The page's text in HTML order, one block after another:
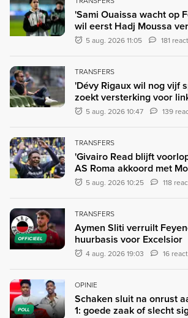
'Sami Ouaissa wacht op
wil eerst Hadj Moussa
5 aug. 2026 11:05 181
TRANSFERS
'Dévy Rigaux wil nog vijf
zoekt versterking voor
5 aug. 2026 10:47 139
TRANSFERS
'Givairo Read blijft
AS Roma akkoord met
5 aug. 2026 10:25 118
OFFICIEEL
TRANSFERS
Aymen Sliti verruilt
huurbasis voor Excelsior
4 aug. 2026 19:03 16
POLL
OPINIE
Schaken sluit na onrust
1: goede zaak of slecht